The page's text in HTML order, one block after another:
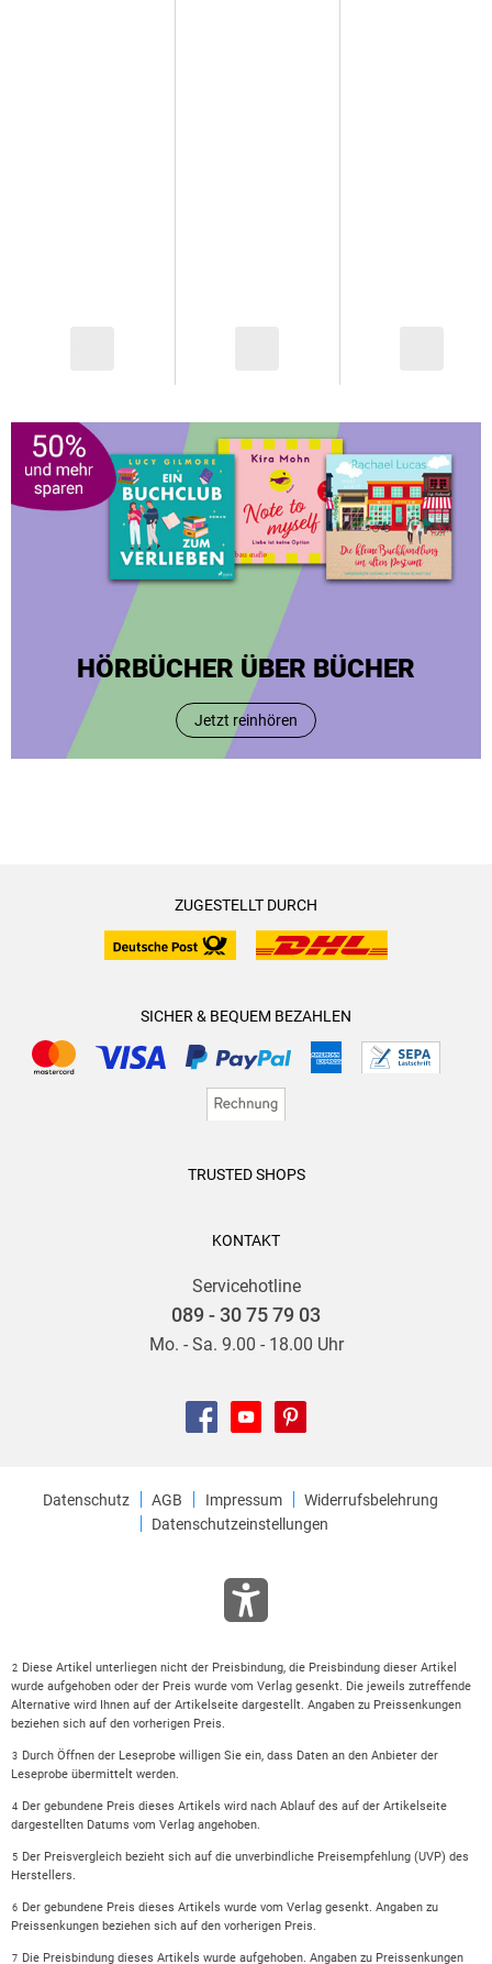
HÖRBÜCHER ÜBER BÜCHER
Jetzt reinhören
ZUGESTELLT DURCH
SICHER & BEQUEM BEZAHLEN
TRUSTED SHOPS
KONTAKT
Servicehotline
089 - 30 75 79 03
Mo. - Sa. 9.00 - 18.00 Uhr
Datenschutz AGB Impressum
Widerrufsbelehrung
Datenschutzeinstellungen
2 Diese Artikel unterliegen nicht der Preisbindung, die Preisbindung dieser Artikel
wurde aufgehoben oder der Preis wurde vom Verlag gesenkt. Die jeweils zutreffende
Alternative wird Ihnen auf der Artikelseite dargestellt. Angaben zu Preissenkungen
beziehen sich auf den vorherigen Preis.
3 Durch Öffnen der Leseprobe willigen Sie ein, dass Daten an den Anbieter der
Leseprobe übermittelt werden.
4 Der gebundene Preis dieses Artikels wird nach Ablauf des auf der Artikelseite
dargestellten Datums vom Verlag angehoben.
5 Der Preisvergleich bezieht sich auf die unverbindliche Preisempfehlung (UVP) des
Herstellers.
6 Der gebundene Preis dieses Artikels wurde vom Verlag gesenkt. Angaben zu
Preissenkungen beziehen sich auf den vorherigen Preis.
7 Die Preisbindung dieses Artikels wurde aufgehoben. Angaben zu Preissenkungen